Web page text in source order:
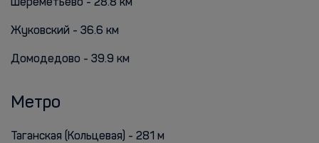
Шереметьево - 28.8 км
Жуковский - 36.6 км
Домодедово - 39.9 км
Метро
Таганская (Кольцевая) - 281 м